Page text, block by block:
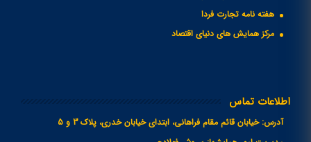
هفته نامه تجارت فردا
مرکز همایش های دنیای اقتصاد
اطلاعات تماس
آدرس: خیابان قائم مقام فراهانی، ابتدای خیابان خدری، پلاک 3 و 5